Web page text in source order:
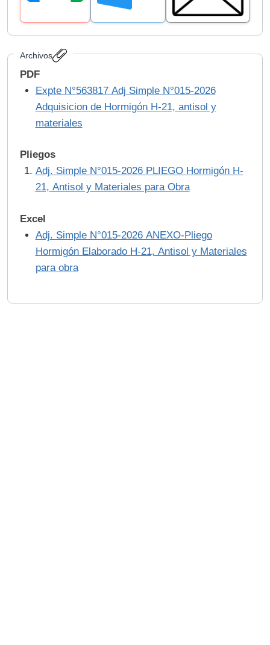
Archivos
PDF
Expte N°563817 Adj Simple N°015-2026
Adquisicion de Hormigón H-21, antisol y
materiales
Pliegos
Adj. Simple N°015-2026 PLIEGO Hormigón H-
21, Antisol y Materiales para Obra
Excel
Adj. Simple N°015-2026 ANEXO-Pliego
Hormigón Elaborado H-21, Antisol y Materiales
para obra